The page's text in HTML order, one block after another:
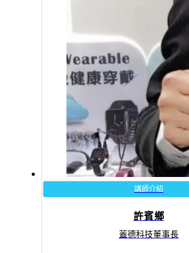
講師介紹
許賓鄉
蓋德科技董事長